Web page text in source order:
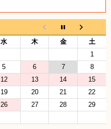
水 木 金
土
1
5 6 7
8
12 13 14
15
19 20 21
22
26 27 28
29